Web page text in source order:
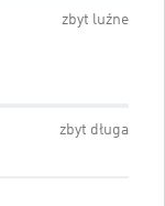
zbyt luźne
zbyt długa